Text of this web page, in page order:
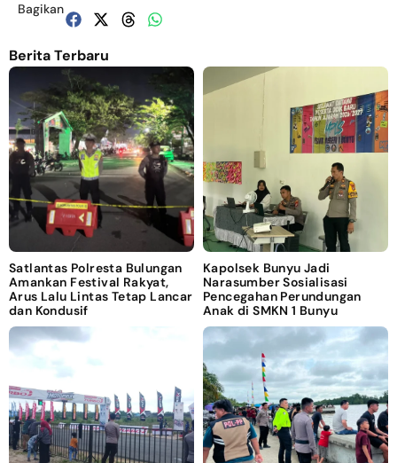
Bagikan
Berita Terbaru
Satlantas Polresta Bulungan
Amankan Festival Rakyat,
Arus Lalu Lintas Tetap Lancar
dan Kondusif
Kapolsek Bunyu Jadi
Narasumber Sosialisasi
Pencegahan Perundungan
Anak di SMKN 1 Bunyu